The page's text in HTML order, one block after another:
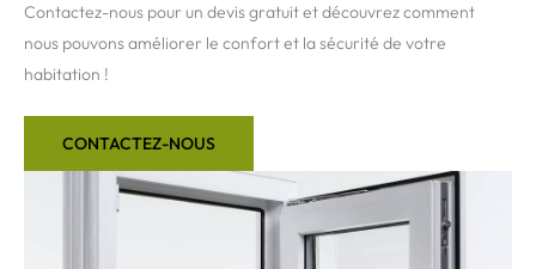
Contactez-nous pour un devis gratuit et découvrez comment
nous pouvons améliorer le confort et la sécurité de votre
habitation !
CONTACTEZ-NOUS